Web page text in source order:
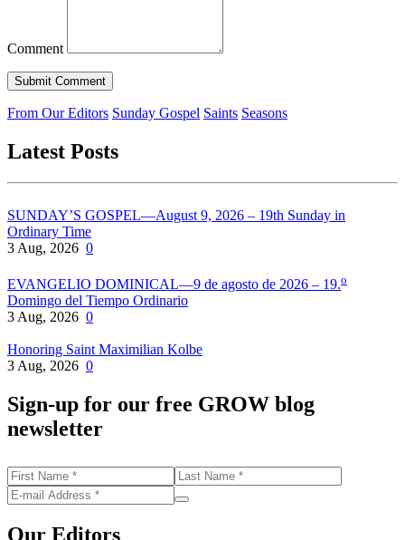
Comment
From Our Editors Sunday Gospel Saints Seasons
Latest Posts
SUNDAY’S GOSPEL—August 9, 2026 – 19th Sunday in
Ordinary Time
3 Aug, 2026 0
EVANGELIO DOMINICAL—9 de agosto de 2026 – 19.o
Domingo del Tiempo Ordinario
3 Aug, 2026 0
Honoring Saint Maximilian Kolbe
3 Aug, 2026 0
Sign-up for our free GROW blog
newsletter
Our Editors